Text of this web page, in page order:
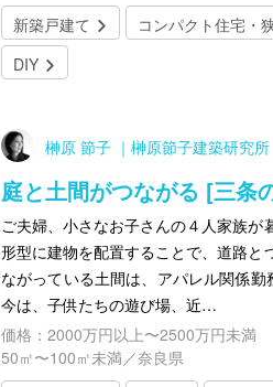
新築戸建て
コンパクト住宅・
DIY
榊原 節子 ｜榊原節子建築研究所
庭と土間がつながる [三条
ご夫婦、小さなお子さんの４人家族
形型に建物を配置することで、道路と
ながっている土間は、アパレル関係勤
今は、子供たちの遊び場、近…
価格：2000万円以上〜2500万円未満
50㎡〜100㎡未満／奈良県